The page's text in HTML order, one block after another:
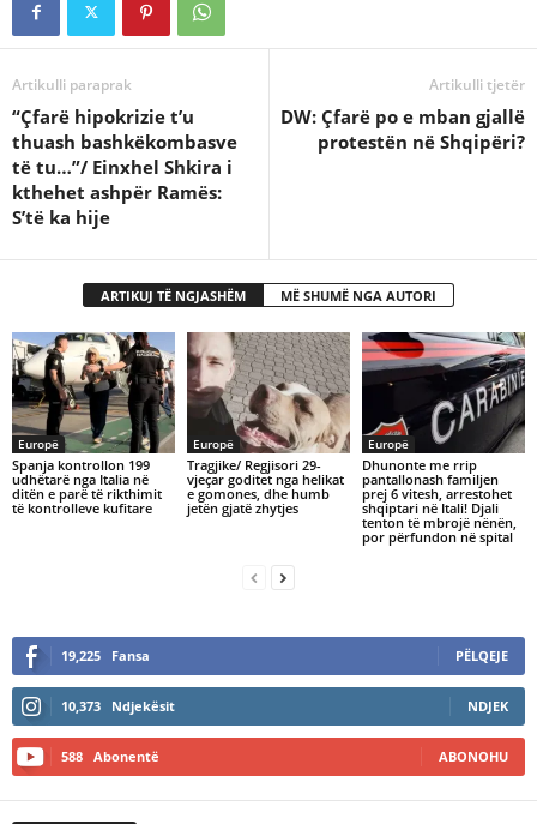
Artikulli paraprak
“Çfarë hipokrizie t’u
thuash bashkëkombasve
të tu…”/ Einxhel Shkira i
kthehet ashpër Ramës:
S’të ka hije
Artikulli tjetër
DW: Çfarë po e mban gjallë
protestën në Shqipëri?
ARTIKUJ TË NGJASHËM MË SHUMË NGA AUTORI
Europë
Spanja kontrollon 199
udhëtarë nga Italia në
ditën e parë të rikthimit
të kontrolleve kufitare
Europë
Tragjike/ Regjisori 29-
vjeçar goditet nga helikat
e gomones, dhe humb
jetën gjatë zhytjes
Europë
Dhunonte me rrip
pantallonash familjen
prej 6 vitesh, arrestohet
shqiptari në Itali! Djali
tenton të mbrojë nënën,
por përfundon në spital
19,225 Fansa PËLQEJE
10,373 Ndjekësit NDJEK
588 Abonentë ABONOHU